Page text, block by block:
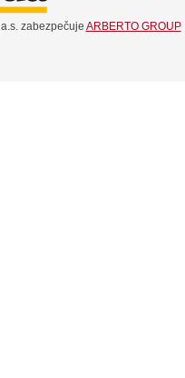
zabezpečuje ARBERTO GROUP